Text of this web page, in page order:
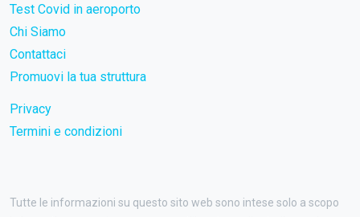
Test Covid in aeroporto
Chi Siamo
Contattaci
Promuovi la tua struttura
Privacy
Termini e condizioni
Tutte le informazioni su questo sito web sono intese solo a scopo